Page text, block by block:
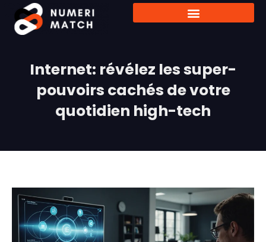
Internet: révélez les super-
pouvoirs cachés de votre
quotidien high-tech